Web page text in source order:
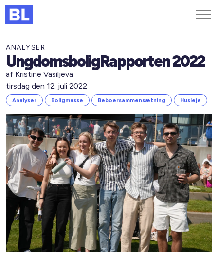
Genveje
Find medarbejder
Kurser og arrangementer
Jobportalen
MitBL
ANALYSER
UngdomsboligRapporten 2022
af Kristine Vasiljeva
tirsdag den 12. juli 2022
Analyser Boligmasse Beboersammensætning Husleje